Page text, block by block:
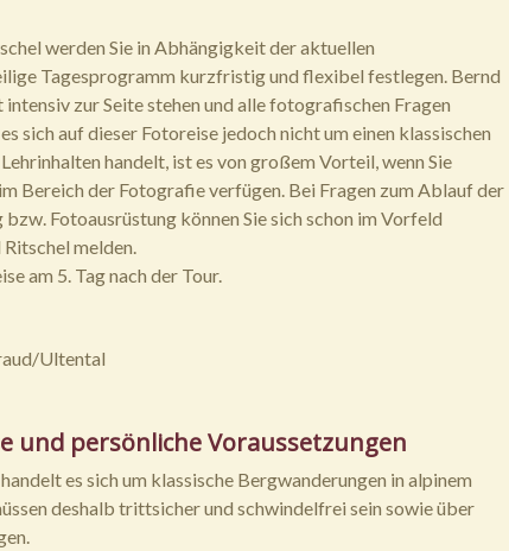
werden Sie in Abhängigkeit der aktuellen
Tagesprogramm kurzfristig und flexibel festlegen. Bernd
zur Seite stehen und alle fotografischen Fragen
sich auf dieser Fotoreise jedoch nicht um einen klassischen
handelt, ist es von großem Vorteil, wenn Sie
Bereich der Fotografie verfügen. Bei Fragen zum Ablauf der
bzw. Fotoausrüstung können Sie sich schon im Vorfeld
melden.
am 5. Tag nach der Tour.
Ultental
und persönliche Voraussetzungen
es sich um klassische Bergwanderungen in alpinem
deshalb trittsicher und schwindelfrei sein sowie über